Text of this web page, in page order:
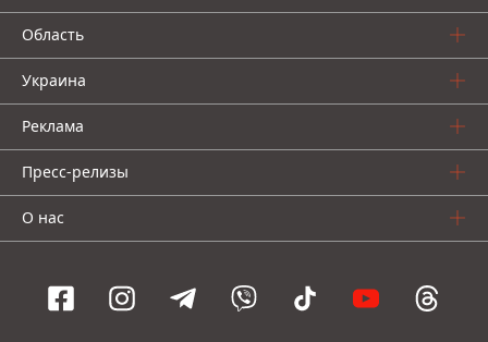
Область
Украина
Реклама
Пресс-релизы
О нас